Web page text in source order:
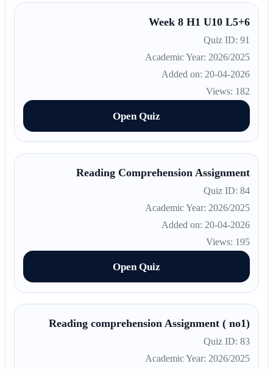
Week 8 H1 U10 L5+6
Quiz ID: 91
Academic Year: 2026/2025
Added on: 20-04-2026
Views: 182
Open Quiz
Reading Comprehension Assignment
Quiz ID: 84
Academic Year: 2026/2025
Added on: 20-04-2026
Views: 195
Open Quiz
Reading comprehension Assignment ( no1)
Quiz ID: 83
Academic Year: 2026/2025